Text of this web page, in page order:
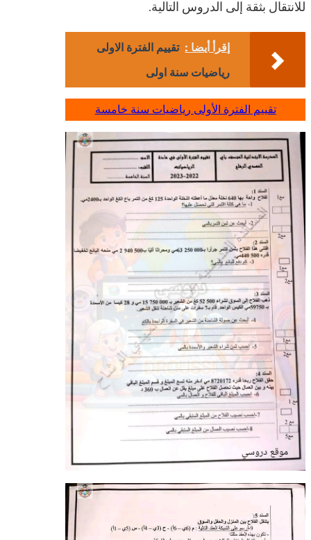
للانتقال بثقة إلى الدروس التالية.
إقرأ أيضا : تقييم الفترة الاولى
رياضيات سنة اولى
تقييم الفترة الأولى رياضيات سنة خامسة